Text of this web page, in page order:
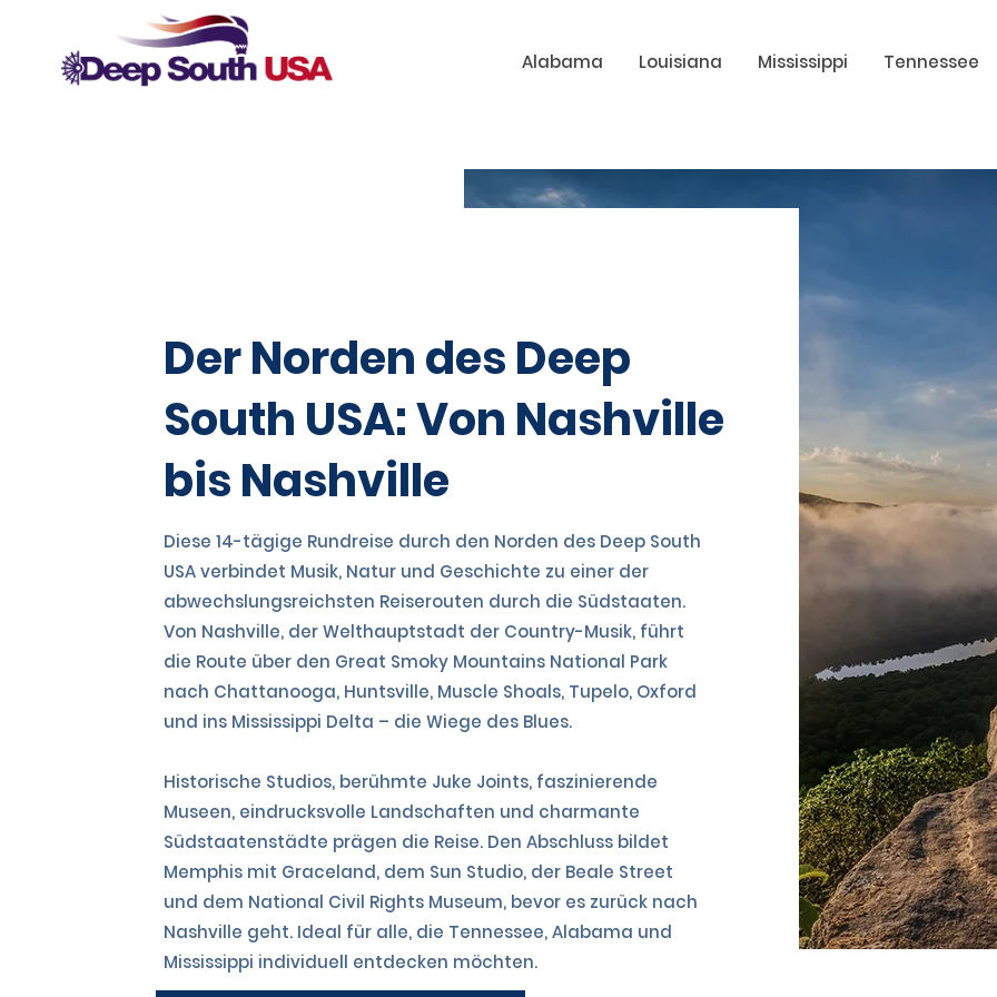
Alabama Louisiana Mississippi Tennessee
Der Norden des Deep
South USA: Von Nashville
bis Nashville
Diese 14-tägige Rundreise durch den Norden des Deep South
USA verbindet Musik, Natur und Geschichte zu einer der
abwechslungsreichsten Reiserouten durch die Südstaaten.
Von Nashville, der Welthauptstadt der Country-Musik, führt
die Route über den Great Smoky Mountains National Park
nach Chattanooga, Huntsville, Muscle Shoals, Tupelo, Oxford
und ins Mississippi Delta – die Wiege des Blues.
Historische Studios, berühmte Juke Joints, faszinierende
Museen, eindrucksvolle Landschaften und charmante
Südstaatenstädte prägen die Reise. Den Abschluss bildet
Memphis mit Graceland, dem Sun Studio, der Beale Street
und dem National Civil Rights Museum, bevor es zurück nach
Nashville geht. Ideal für alle, die Tennessee, Alabama und
Mississippi individuell entdecken möchten.